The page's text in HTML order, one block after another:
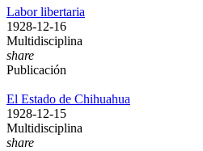
Labor libertaria
1928-12-16
Multidisciplina
share
Publicación
El Estado de Chihuahua
1928-12-15
Multidisciplina
share